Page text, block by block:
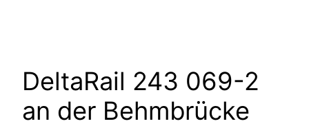
DeltaRail 243 069-2
an der Behmbrücke